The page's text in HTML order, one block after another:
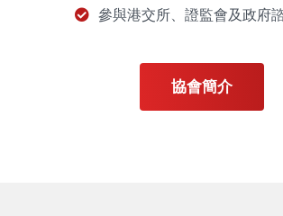
參與港交所、證監會及政府
協會簡介